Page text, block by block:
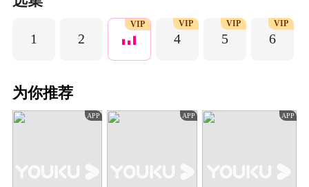
时候，兄弟亲情和两个家庭的矛盾却横亘在两人
面前。最终，正义战胜邪恶，爱感化一切，真相
1 2
VIP
4
VIP
5
VIP
6
VIP
为你推荐
APP APP APP